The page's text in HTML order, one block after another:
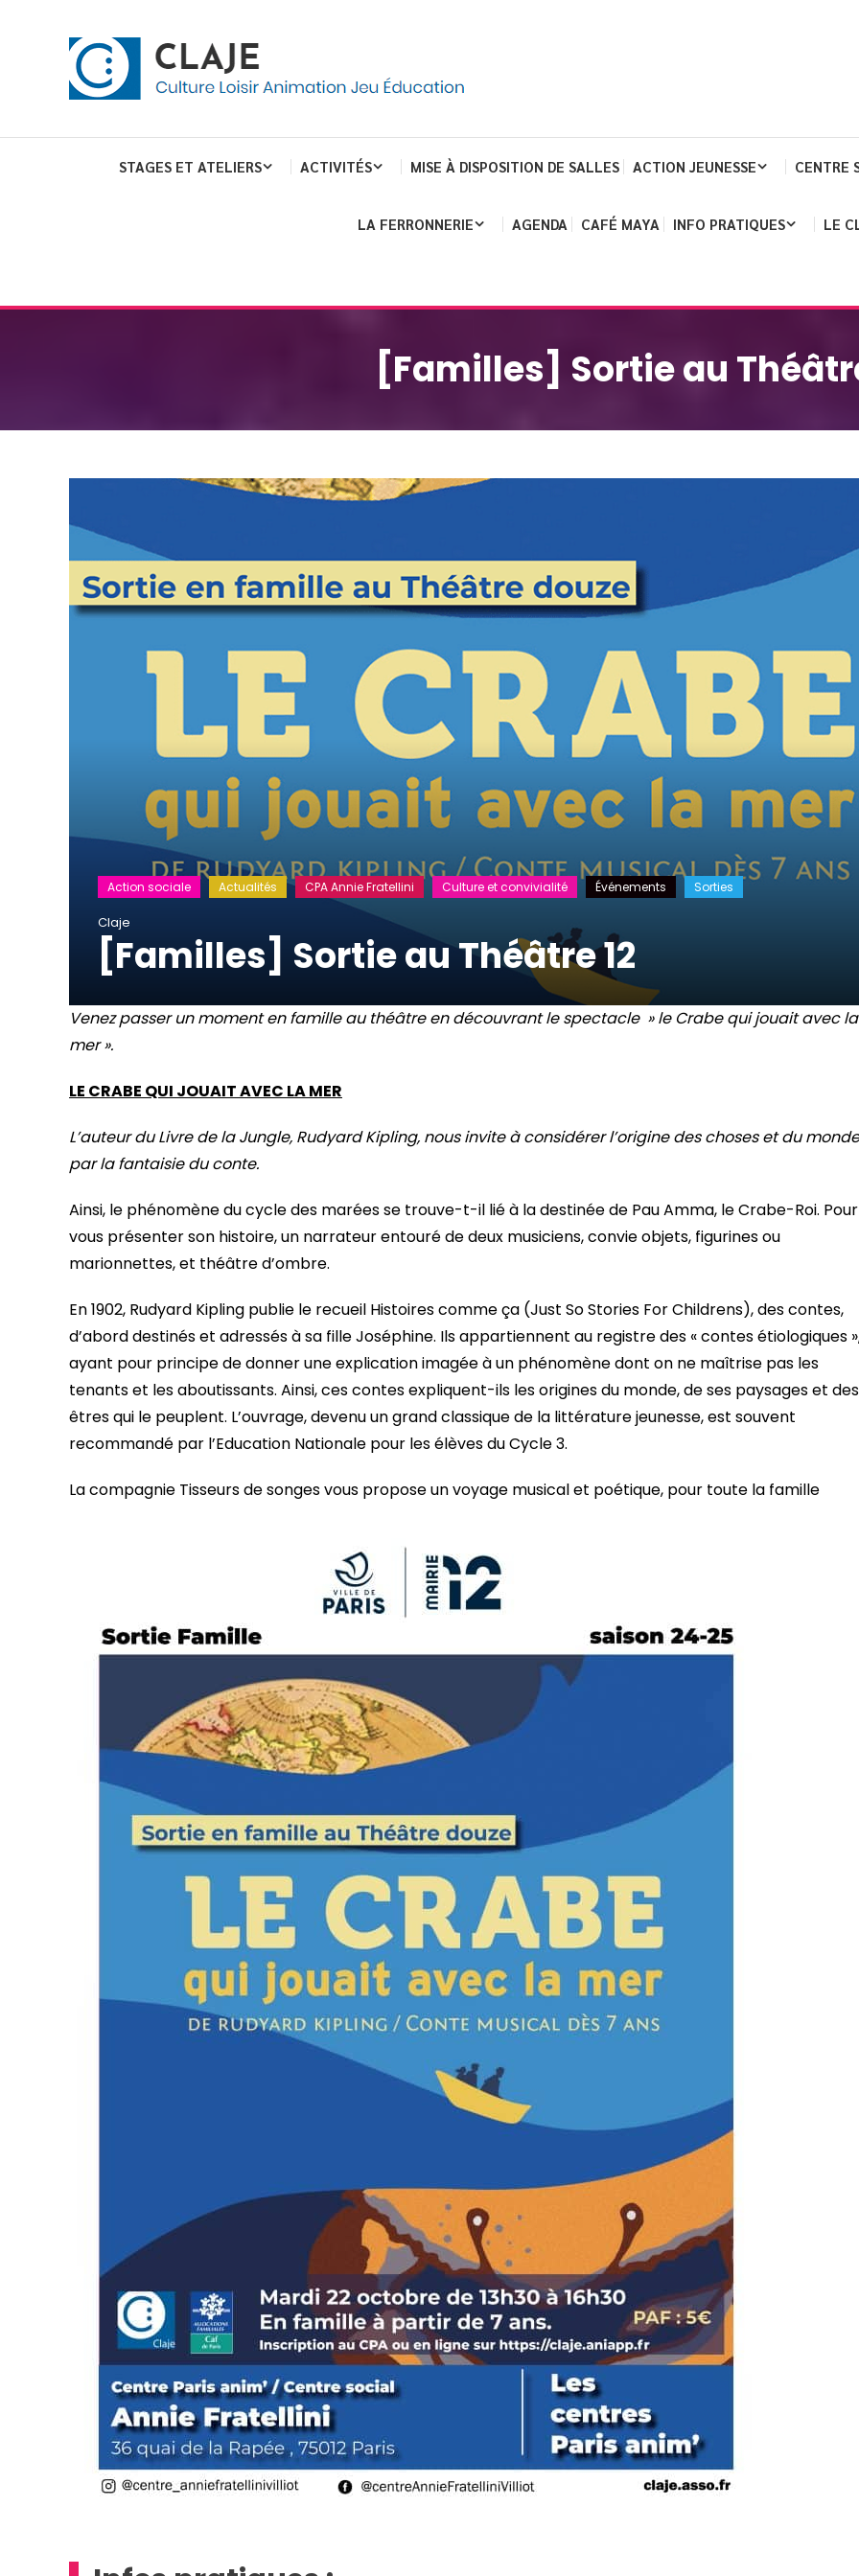
Claje
STAGES ET ATELIERS ACTIVITÉS MISE À DISPOSITION DE SALLES ACTION JEUNESSE CENTRE
LA FERRONNERIE AGENDA CAFÉ MAYA INFO PRATIQUES LE
[Familles] Sortie au
Action sociale Actualités CPA Annie Fratellini Culture et convivialité Événements Sorties
Claje
[Familles] Sortie au Théâtre 12
Venez passer un moment en famille au théâtre en découvrant le spectacle » le Crabe qui jouait avec la
mer ».
LE CRABE QUI JOUAIT AVEC LA MER
L’auteur du Livre de la Jungle, Rudyard Kipling, nous invite à considérer l’origine des choses et du monde
par la fantaisie du conte.
Ainsi, le phénomène du cycle des marées se trouve-t-il lié à la destinée de Pau Amma, le Crabe-Roi. Pour
vous présenter son histoire, un narrateur entouré de deux musiciens, convie objets, figurines ou
marionnettes, et théâtre d’ombre.
En 1902, Rudyard Kipling publie le recueil Histoires comme ça (Just So Stories For Childrens), des contes,
d’abord destinés et adressés à sa fille Joséphine. Ils appartiennent au registre des « contes étiologiques
ayant pour principe de donner une explication imagée à un phénomène dont on ne maîtrise pas les
tenants et les aboutissants. Ainsi, ces contes expliquent-ils les origines du monde, de ses paysages et des
êtres qui le peuplent. L’ouvrage, devenu un grand classique de la littérature jeunesse, est souvent
recommandé par l’Education Nationale pour les élèves du Cycle 3.
La compagnie Tisseurs de songes vous propose un voyage musical et poétique, pour toute la famille